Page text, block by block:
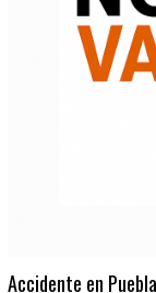
Accidente en